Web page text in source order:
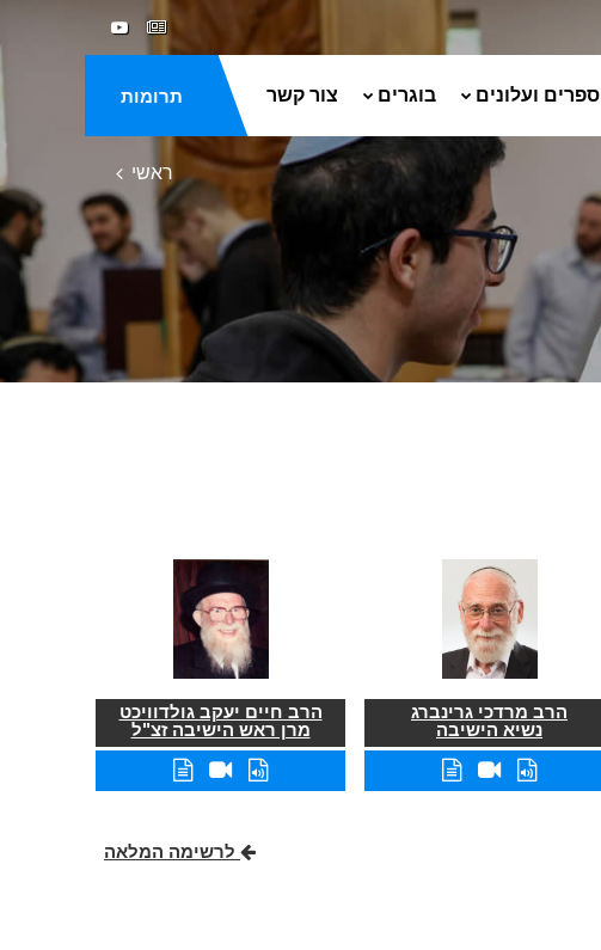
תרומות ספרים ועלונים בוגרים צור קשר
ראשי
הרב מרדכי גרינברג
נשיא הישיבה
הרב חיים יעקב גולדוויכט
מרן ראש הישיבה זצ"ל
לרשימה המלאה